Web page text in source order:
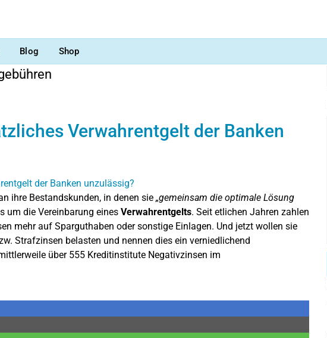
Blog Shop
Verwahrentgelt der Banken
ihre Bestandskunden, in denen sie „gemeinsam die optimale Lösung
um die Vereinbarung eines Verwahrentgelts. Seit etlichen Jahren zahlen
mehr auf Sparguthaben oder sonstige Einlagen. Und jetzt wollen sie
Strafzinsen belasten und nennen dies ein verniedlichend
über 555 Kreditinstitute Negativzinsen im